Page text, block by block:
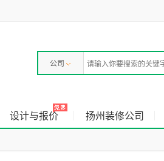
公司
设计与报价 扬州装修公司